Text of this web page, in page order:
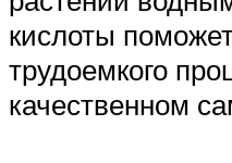
кислоты
трудоемкого
качественном